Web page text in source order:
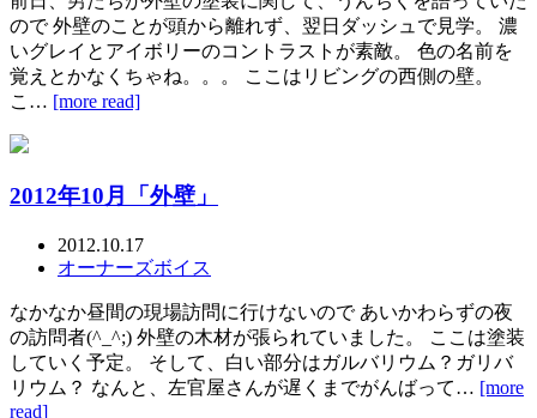
ので 外壁のことが頭から離れず、翌日ダッシュで見学。 濃
いグレイとアイボリーのコントラストが素敵。 色の名前を
覚えとかなくちゃね。。。 ここはリビングの西側の壁。
こ… [more read]
2012年10月「外壁」
2012.10.17
オーナーズボイス
なかなか昼間の現場訪問に行けないので あいかわらずの夜
の訪問者(^_^;) 外壁の木材が張られていました。 ここは塗装
していく予定。 そして、白い部分はガルバリウム？ガリバ
リウム？ なんと、左官屋さんが遅くまでがんばって… [more
read]